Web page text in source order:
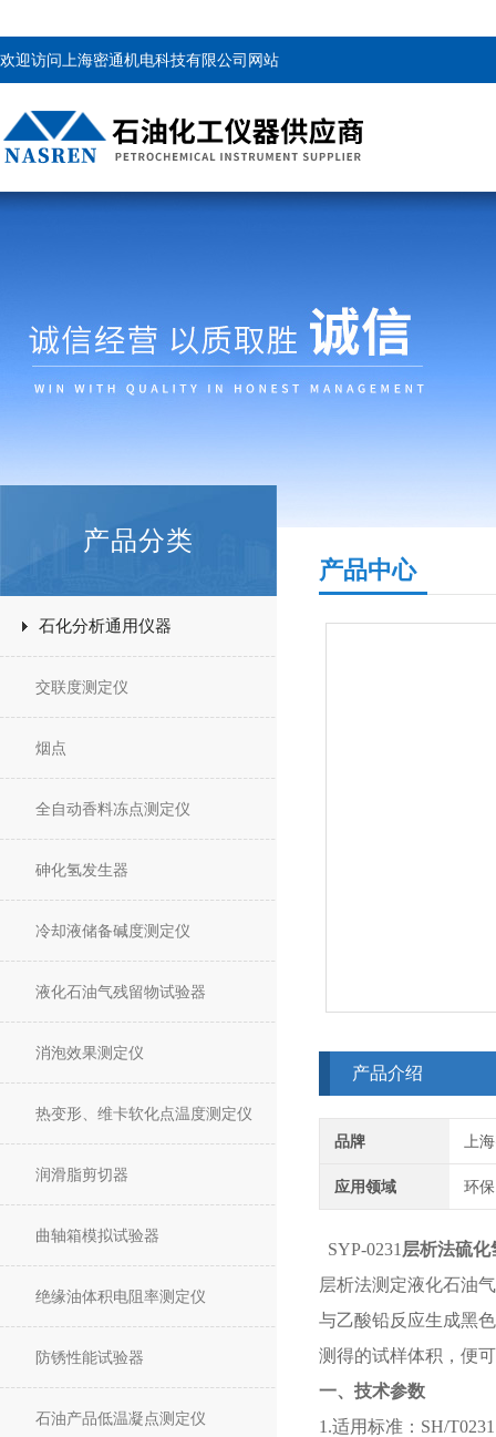
欢迎访问上海密通机电科技有限公司网站
产品分类
石化分析通用仪器
交联度测定仪
烟点
全自动香料冻点测定仪
砷化氢发生器
冷却液储备碱度测定仪
液化石油气残留物试验器
消泡效果测定仪
热变形、维卡软化点温度测定仪
润滑脂剪切器
曲轴箱模拟试验器
绝缘油体积电阻率测定仪
防锈性能试验器
石油产品低温凝点测定仪
产品中心
产品介绍
品牌 上
应用领域 环
SYP-0231 层析法硫
层析法测定液化石油
与乙酸铅反应生成黑
测得的试样体积，便
一、技术参数
1.适用标准：SH/T0231